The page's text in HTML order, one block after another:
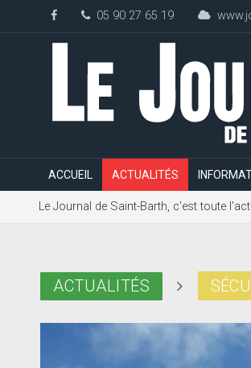
05 90 27 65 19
ACCUEIL ACTUALITÉS
Le Journal de Saint-Barth, c'est toute
ACTUALITÉS